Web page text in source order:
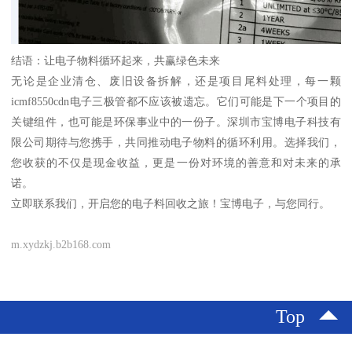
结语：让电子物料循环起来，共赢绿色未来
无论是企业清仓、废旧设备拆解，还是项目尾料处理，每一颗
icmf8550cdn电子三极管都不应该被遗忘。它们可能是下一个项目的
关键组件，也可能是环保事业中的一份子。深圳市宝博电子科技有
限公司期待与您携手，共同推动电子物料的循环利用。选择我们，
您收获的不仅是现金收益，更是一份对环境的善意和对未来的承
诺。
立即联系我们，开启您的电子料回收之旅！宝博电子，与您同行。
m.xydzkj.b2b168.com
Top